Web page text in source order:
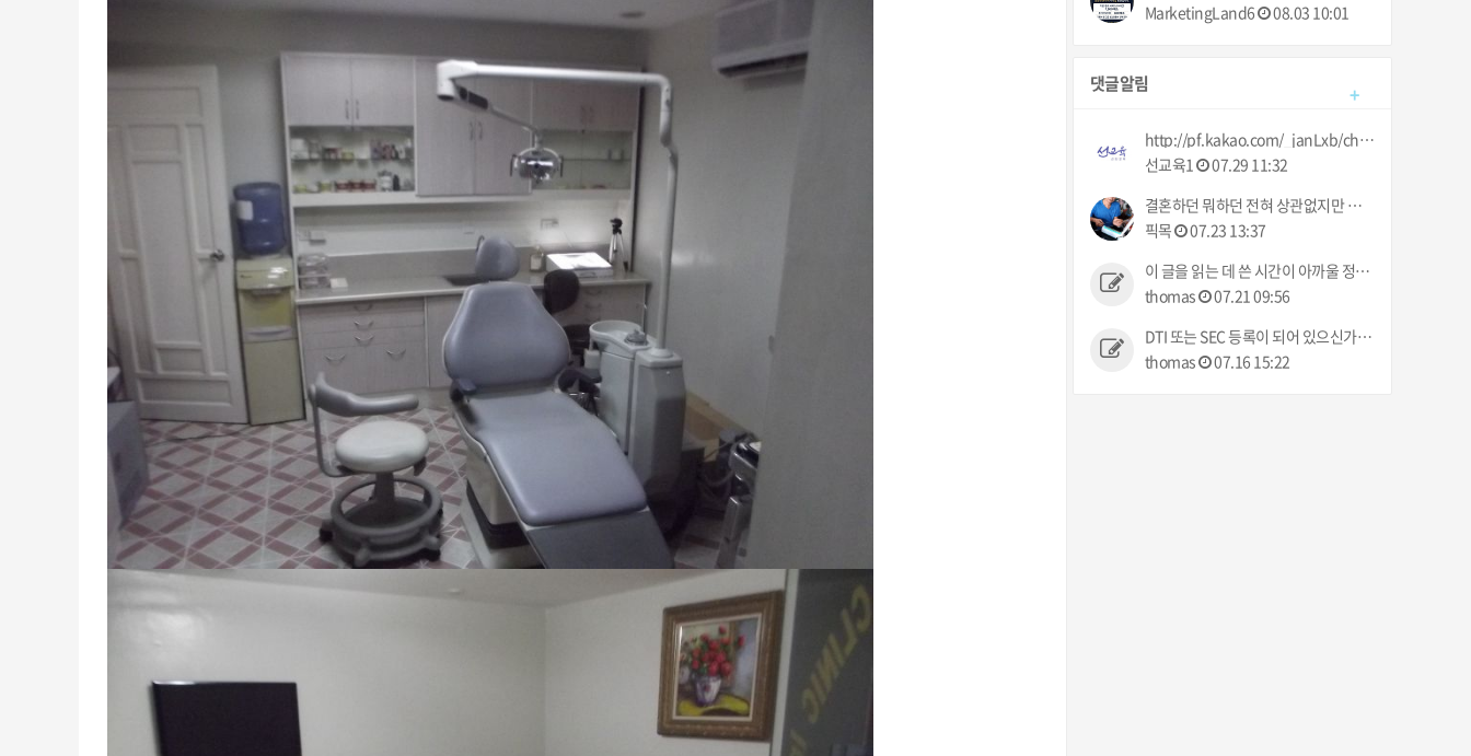
MarketingLand6
08.03 10:01
+
댓글알림
http://pf.kakao.com/_janLxb/chat 로 문의 주세요 :)
선교육1
07.29 11:32
결혼하던 뭐하던 전혀 상관없지만 요즘 업장에서는 다들 결혼이야기만 하네 ㅠㅠ 했으면 뭐라도 주던지 ㅋㅋ
픽목
07.23 13:37
이 글을 읽는 데 쓴 시간이 아까울 정도로 그 누구의 관심사도 아닌 정보입니다.
thomas
07.21 09:56
DTI 또는 SEC 등록이 되어 있으신가요? 없으면 불법인데 사고 발생시 어떻게 처리해 주실건가요?
thomas
07.16 15:22